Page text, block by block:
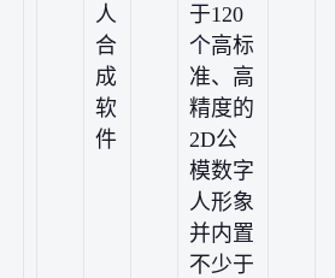
人
合
成
软
件
于120
个高标
准、高
精度的
2D公
模数字
人形象
并内置
不少于